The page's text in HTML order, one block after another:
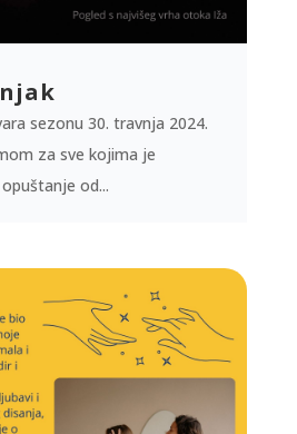
sezonu 30. travnja 2024.
za sve kojima je
od...